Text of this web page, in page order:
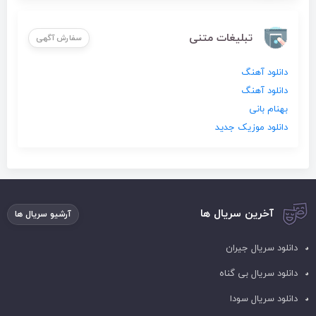
تبلیغات متنی سفارش آگهی
دانلود آهنگ
دانلود آهنگ
بهنام بانی
دانلود موزیک جدید
آخرین سریال ها آرشیو سریال ها
دانلود سریال جیران
دانلود سریال بی گناه
دانلود سریال سودا